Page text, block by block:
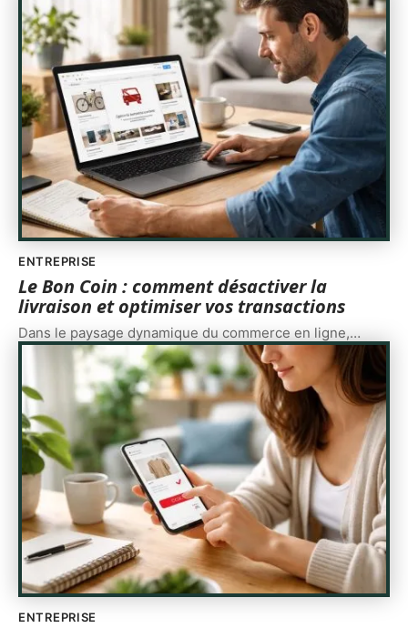
ENTREPRISE
Le Bon Coin : comment désactiver la
livraison et optimiser vos transactions
Dans le paysage dynamique du commerce en ligne,…
ENTREPRISE